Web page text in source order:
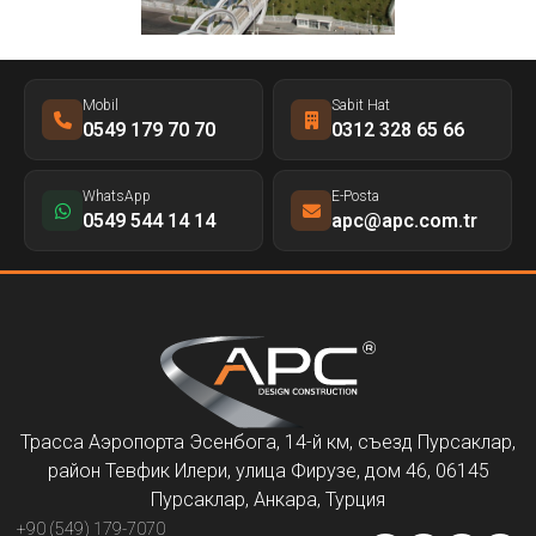
Mobil
0549 179 70 70
Sabit Hat
0312 328 65 66
WhatsApp
0549 544 14 14
E-Posta
apc@apc.com.tr
Трасса Аэропорта Эсенбога, 14-й км, съезд Пурсаклар,
район Тевфик Илери, улица Фирузе, дом 46, 06145
Пурсаклар, Анкара, Турция
+90 (549) 179-7070